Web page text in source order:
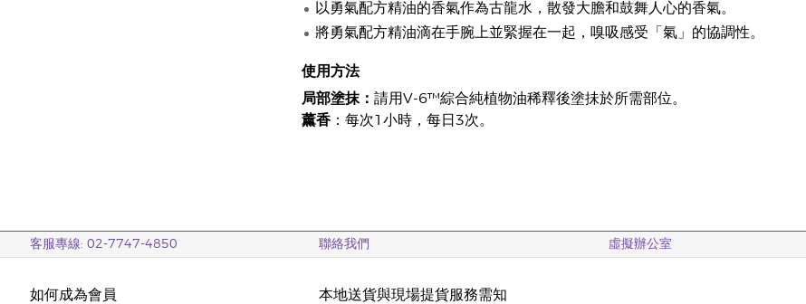
以勇氣配方精油的香氣作為古龍水，散發大膽和鼓舞人心的香氣。
將勇氣配方精油滴在手腕上並緊握在一起，嗅吸感受「氣」的協調性。
使用方法
局部塗抹： 請用V-6™綜合純植物油稀釋後塗抺於所需部位。
薰香：每次1小時，每日3次。
客服專線: 02-7747-4850 聯絡我們 虛擬辦公室
如何成為會員 本地送貨與現場提貨服務需知